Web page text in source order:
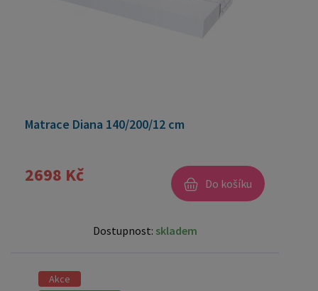
Matrace Diana 140/200/12 cm
2698 Kč Do košíku
Dostupnost: skladem
Akce